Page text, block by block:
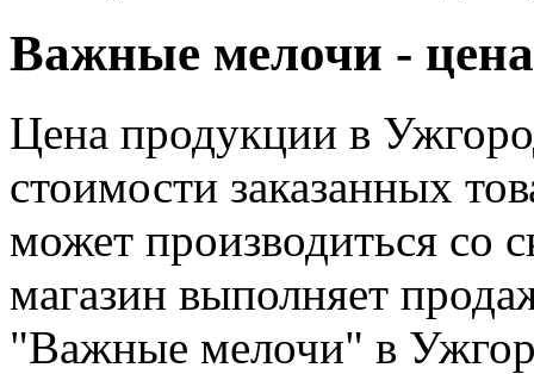
Важные мелочи -
Цена продукции в
стоимости заказанных
может производиться со
магазин выполняет
"Важные мелочи" в